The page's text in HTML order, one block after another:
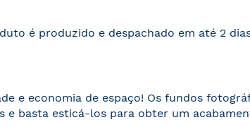
é produzido e despachado em até 2
e economia de espaço! Os fundos
e basta esticá-los para obter um